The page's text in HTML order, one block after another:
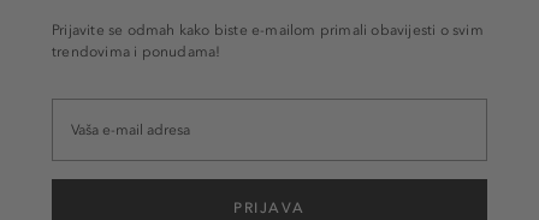
Prijavite se odmah kako biste e-mailom primali obavijesti o svim
trendovima i ponudama!
PRIJAVA